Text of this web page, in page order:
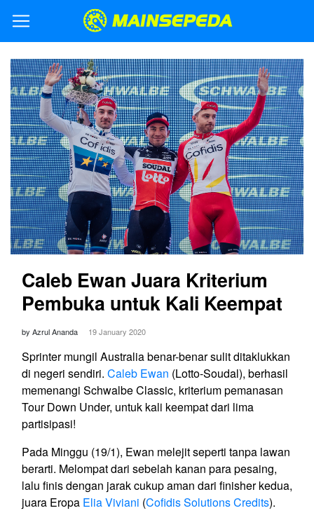
Caleb Ewan Juara Kriterium
Pembuka untuk Kali Keempat
by Azrul Ananda 19 January 2020
Sprinter mungil Australia benar-benar sulit ditaklukkan
di negeri sendiri. Caleb Ewan (Lotto-Soudal), berhasil
memenangi Schwalbe Classic, kriterium pemanasan
Tour Down Under, untuk kali keempat dari lima
partisipasi!
Pada Minggu (19/1), Ewan melejit seperti tanpa lawan
berarti. Melompat dari sebelah kanan para pesaing,
lalu finis dengan jarak cukup aman dari finisher kedua,
juara Eropa Elia Viviani (Cofidis Solutions Credits).